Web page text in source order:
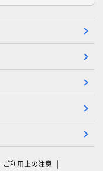
ご利用上の注意